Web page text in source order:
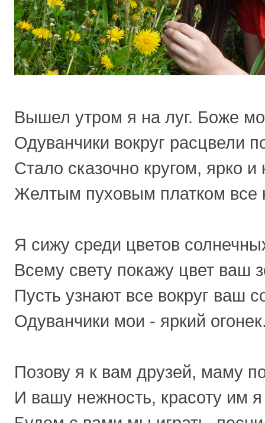
Вышел утром я на луг. Боже
Одуванчики вокруг расцвели
Стало сказочно кругом, ярко и
Желтым пуховым платком все
Я сижу среди цветов
Всему свету покажу цвет ваш
Пусть узнают все вокруг ваш
Одуванчики мои - яркий
Позову я к вам друзей, маму
И вашу нежность, красоту им